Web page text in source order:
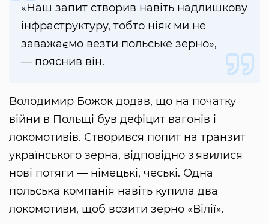
«Наш запит створив навіть надлишкову
інфраструктуру, тобто ніяк ми не
заважаємо везти польське зерно»,
— пояснив він.
Володимир Божок додав, що на початку
війни в Польщі був дефіцит вагонів і
локомотивів. Створився попит на транзит
українського зерна, відповідно зʼявилися
нові потяги — німецькі, чеські. Одна
польська компанія навіть купила два
локомотиви, щоб возити зерно «Вілії».